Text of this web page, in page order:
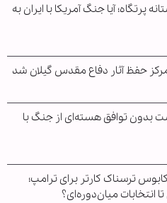
پرتگاه؛ آیا جنگ آمریکا با ایران به
حفظ آثار دفاع مقدس گیلان شد
بدون توافق هسته‌ای از جنگ با
ترسناک کارتر برای ترامپ؛
انتخابات میان‌دوره‌ای؟